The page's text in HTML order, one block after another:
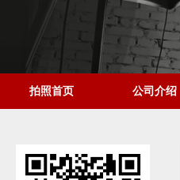
拍照首页 公司介绍